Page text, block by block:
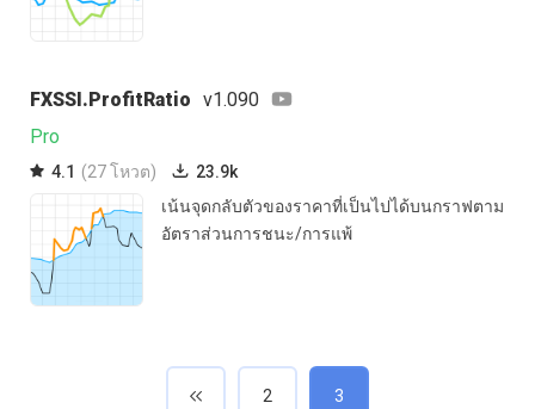
FXSSI.ProfitRatio v1.090
Pro
4.1 (27 โหวต)
23.9k
เน้นจุดกลับตัวของราคาที่เป็นไปได้บนกราฟตาม
อัตราส่วนการชนะ/การแพ้
2 3